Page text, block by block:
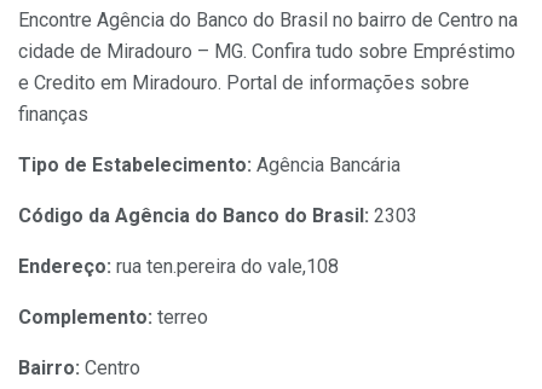
Encontre Agência do Banco do Brasil no bairro de Centro na
cidade de Miradouro – MG. Confira tudo sobre Empréstimo
e Credito em Miradouro. Portal de informações sobre
finanças
Tipo de Estabelecimento: Agência Bancária
Código da Agência do Banco do Brasil: 2303
Endereço: rua ten.pereira do vale,108
Complemento: terreo
Bairro: Centro